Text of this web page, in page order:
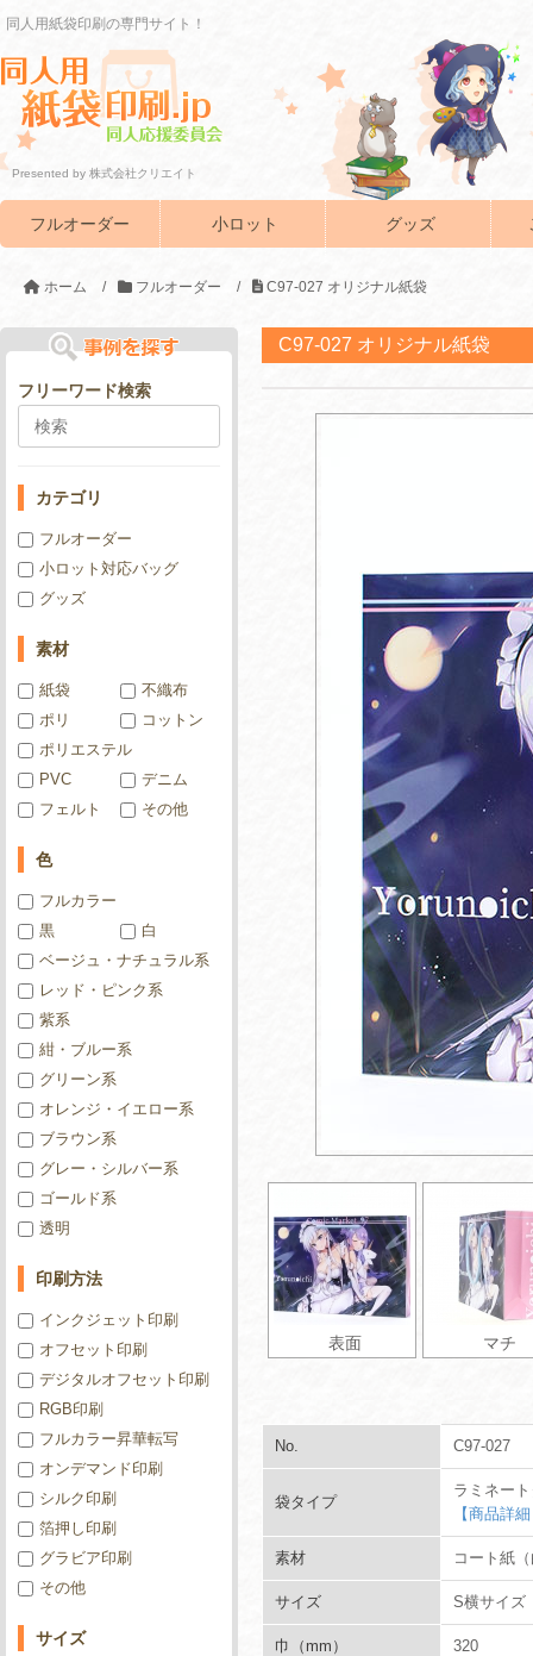
同人用紙袋印刷の専門サイト！
Presented by 株式会社クリエイト
フルオーダー 小ロット グッズ
ホーム / フルオーダー / C97-027 オリジナル紙袋
C97-027 オリジナル紙袋
表面 マチ
No. C97-027
袋タイプ
ラミネー
【商品詳
素材 コート紙
サイズ S横サイ
巾（mm） 320
フリーワード検索
カテゴリ
フルオーダー
小ロット対応バッグ
グッズ
素材
紙袋
不織布
ポリ
コットン
ポリエステル
PVC
デニム
フェルト
その他
色
フルカラー
黒
白
ベージュ・ナチュラル系
レッド・ピンク系
紫系
紺・ブルー系
グリーン系
オレンジ・イエロー系
ブラウン系
グレー・シルバー系
ゴールド系
透明
印刷方法
インクジェット印刷
オフセット印刷
デジタルオフセット印刷
RGB印刷
フルカラー昇華転写
オンデマンド印刷
シルク印刷
箔押し印刷
グラビア印刷
その他
サイズ